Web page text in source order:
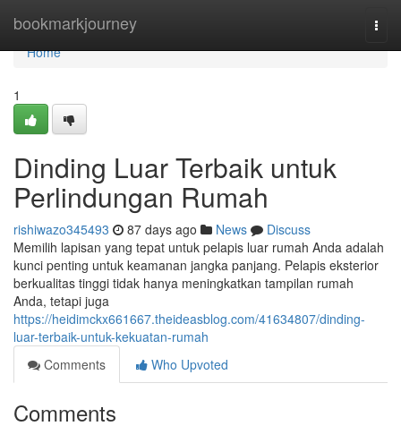
bookmarkjourney
Home
Home
1
Dinding Luar Terbaik untuk
Perlindungan Rumah
rishiwazo345493 87 days ago News
Discuss
Memilih lapisan yang tepat untuk pelapis luar rumah Anda adalah
kunci penting untuk keamanan jangka panjang. Pelapis eksterior
berkualitas tinggi tidak hanya meningkatkan tampilan rumah
Anda, tetapi juga
https://heidimckx661667.theideasblog.com/41634807/dinding-
luar-terbaik-untuk-kekuatan-rumah
Comments
Who Upvoted
Comments